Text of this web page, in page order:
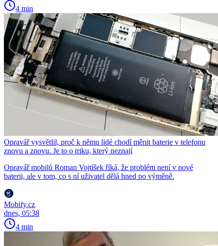
4 min
Opravář vysvětlil, proč k němu lidé chodí měnit baterie v telefonu
znovu a znovu. Je to o triku, který neznají
Opravář mobilů Roman Vojtíšek říká, že problém není v nové
baterii, ale v tom, co s ní uživatel dělá hned po výměně.
Mobify.cz
dnes, 05:38
4 min